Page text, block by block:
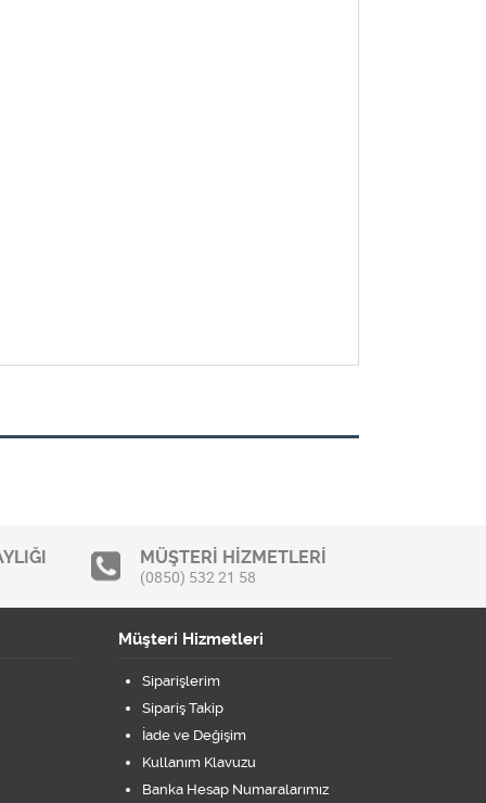
MÜŞTERİ HİZMETLERİ
(0850) 532 21 58
Müşteri Hizmetleri
Siparişlerim
Sipariş Takip
İade ve Değişim
Kullanım Klavuzu
Banka Hesap Numaralarımız